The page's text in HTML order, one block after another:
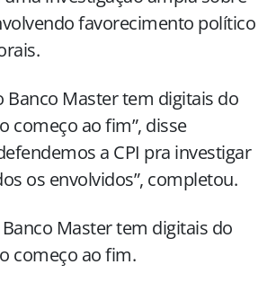
favorecimento político
Banco Master tem digitais do
começo ao fim”, disse
a CPI pra investigar
os envolvidos”, completou.
Master tem digitais do
começo ao fim.